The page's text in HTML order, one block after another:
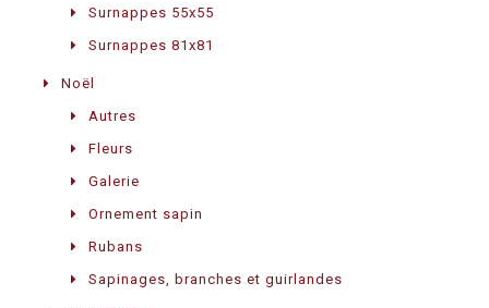
Surnappes 55x55
Surnappes 81x81
Noël
Autres
Fleurs
Galerie
Ornement sapin
Rubans
Sapinages, branches et guirlandes